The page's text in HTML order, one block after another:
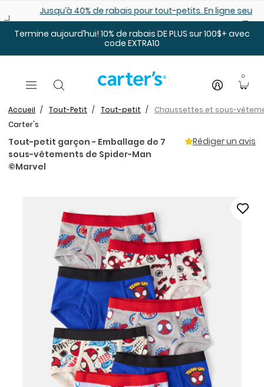
Jusqu’à 40% de rabais pour tout-petits. En ligne
Termine aujourd’hui! 10% de rabais DE PLUS sur 100$+ avec
code EXTRA10
0
Accueil Tout-Petit Tout-petit
Chaussettes et sous-
Carter's
Tout-petit garçon - Emballage de 7
sous-vêtements de Spider-Man
©Marvel
Rédiger un avis